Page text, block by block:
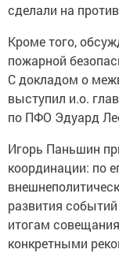
сделали на
Кроме того,
пожарной
С докладом о
выступил и.о.
по ПФО Эдуард
Игорь Паньшин
координации: по
развития
итогам
конкретными